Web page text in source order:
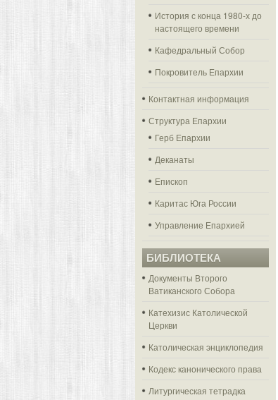
История с конца 1980-х до
настоящего времени
Кафедральный Собор
Покровитель Епархии
Контактная информация
Структура Епархии
Герб Епархии
Деканаты
Епископ
Каритас Юга России
Управление Епархией
БИБЛИОТЕКА
Документы Второго
Ватиканского Собора
Катехизис Католической
Церкви
Католическая энциклопедия
Кодекс канонического права
Литургическая тетрадка